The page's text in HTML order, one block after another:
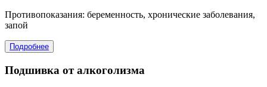
Противопоказания: беременность, хронические заболевания,
запой
Подробнее
Подшивка от алкоголизма